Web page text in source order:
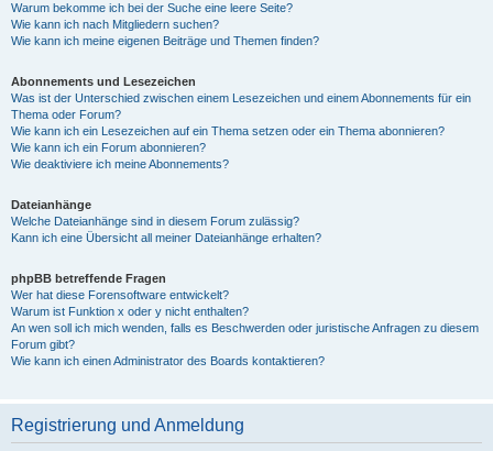
Warum bekomme ich bei der Suche eine leere Seite?
Wie kann ich nach Mitgliedern suchen?
Wie kann ich meine eigenen Beiträge und Themen finden?
Abonnements und Lesezeichen
Was ist der Unterschied zwischen einem Lesezeichen und einem Abonnements für ein
Thema oder Forum?
Wie kann ich ein Lesezeichen auf ein Thema setzen oder ein Thema abonnieren?
Wie kann ich ein Forum abonnieren?
Wie deaktiviere ich meine Abonnements?
Dateianhänge
Welche Dateianhänge sind in diesem Forum zulässig?
Kann ich eine Übersicht all meiner Dateianhänge erhalten?
phpBB betreffende Fragen
Wer hat diese Forensoftware entwickelt?
Warum ist Funktion x oder y nicht enthalten?
An wen soll ich mich wenden, falls es Beschwerden oder juristische Anfragen zu diesem
Forum gibt?
Wie kann ich einen Administrator des Boards kontaktieren?
Registrierung und Anmeldung